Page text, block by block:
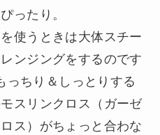
ったり。
使うときは大体スチー
ンジングをするのです
っちり＆しっとりする
スリンクロス（ガーゼ
ス）がちょっと合わな